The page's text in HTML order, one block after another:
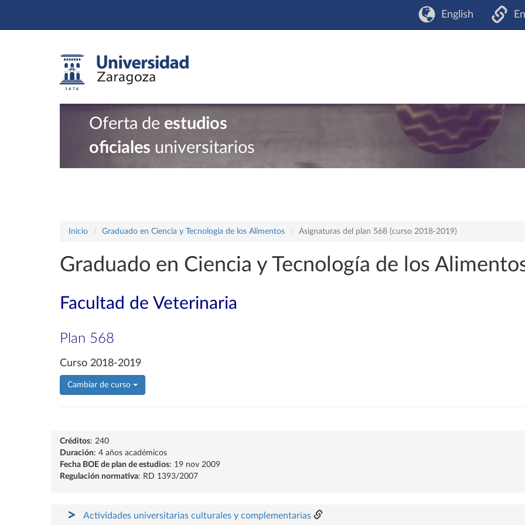
English
Oferta de estudios
oficiales universitarios
Inicio Graduado en Ciencia y Tecnología de los Alimentos Asignaturas del plan 568 (curso 2018-2019)
Graduado en Ciencia y Tecnología de los
Facultad de Veterinaria
Plan 568
Curso 2018-2019
Cambiar de curso
Créditos: 240
Duración: 4 años académicos
Fecha BOE de plan de estudios: 19 nov 2009
Regulación normativa: RD 1393/2007
Actividades universitarias culturales y complementarias